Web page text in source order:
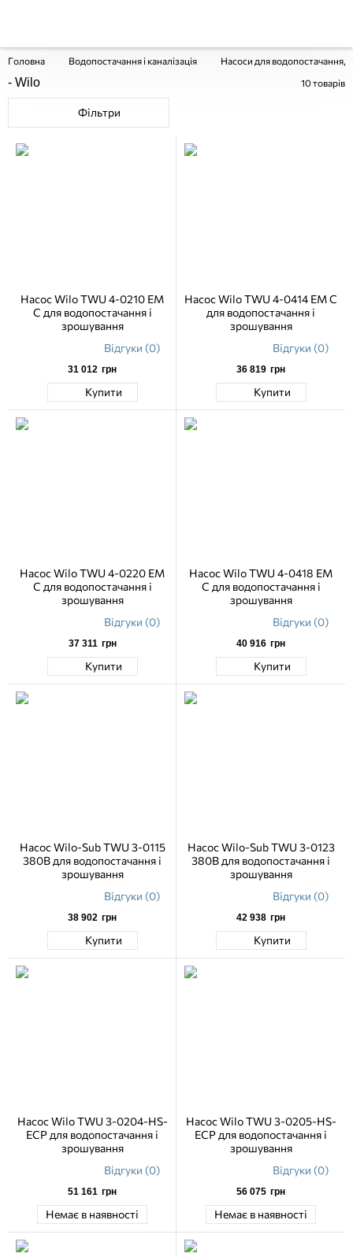
Головна Водопостачання і каналізація Насоси для водопостачання,
- Wilo 10товарів
Фільтри
Насос Wilo TWU 4-0210 EM
C для водопостачання і
зрошування
Відгуки (0)
31 012 грн
Купити
Насос Wilo TWU 4-0414 EM C
для водопостачання і
зрошування
Відгуки (0)
36 819 грн
Купити
Насос Wilo TWU 4-0220 EM
C для водопостачання і
зрошування
Відгуки (0)
37 311 грн
Купити
Насос Wilo TWU 4-0418 EM
C для водопостачання і
зрошування
Відгуки (0)
40 916 грн
Купити
Насос Wilo-Sub TWU 3-0115
380В для водопостачання і
зрошування
Відгуки (0)
38 902 грн
Купити
Насос Wilo-Sub TWU 3-0123
380В для водопостачання і
зрошування
Відгуки (0)
42 938 грн
Купити
Насос Wilo TWU 3-0204-HS-
ECP для водопостачання і
зрошування
Відгуки (0)
51 161 грн
Немає в наявності
Насос Wilo TWU 3-0205-HS-
ECP для водопостачання і
зрошування
Відгуки (0)
56 075 грн
Немає в наявності